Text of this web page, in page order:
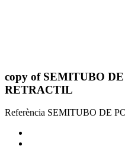
copy of SEMITUBO
RETRACTIL
Referència SEMITUBO DE